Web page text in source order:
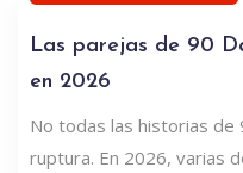
Las parejas de 90
en 2026
No todas las historias de
ruptura. En 2026, varias